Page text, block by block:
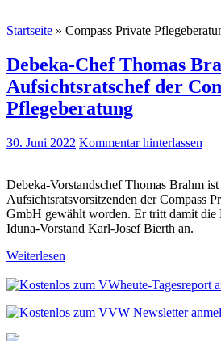
Startseite » Compass Private
Debeka-Chef Thomas
Aufsichtsratschef der
Pflegeberatung
30. Juni 2022 Kommentar hinterlassen
Debeka-Vorstandschef Thomas Brahm ist
Aufsichtsratsvorsitzenden der Compass
GmbH gewählt worden. Er tritt damit die
Iduna-Vorstand Karl-Josef Bierth an.
Weiterlesen